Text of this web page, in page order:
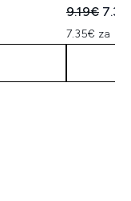
9.19€
7.35€ za